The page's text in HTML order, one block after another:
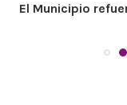
El Municipio